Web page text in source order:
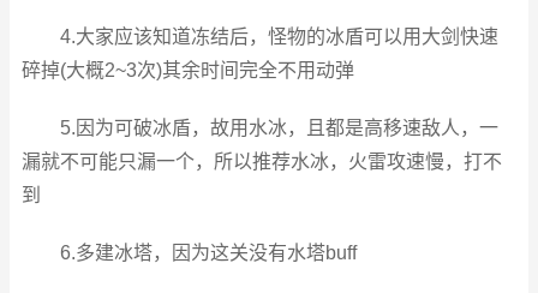
4.大家应该知道冻结后，怪物的冰盾可以用大剑快速
碎掉(大概2~3次)其余时间完全不用动弹
5.因为可破冰盾，故用水冰，且都是高移速敌人，一
漏就不可能只漏一个，所以推荐水冰，火雷攻速慢，打不
到
6.多建冰塔，因为这关没有水塔buff